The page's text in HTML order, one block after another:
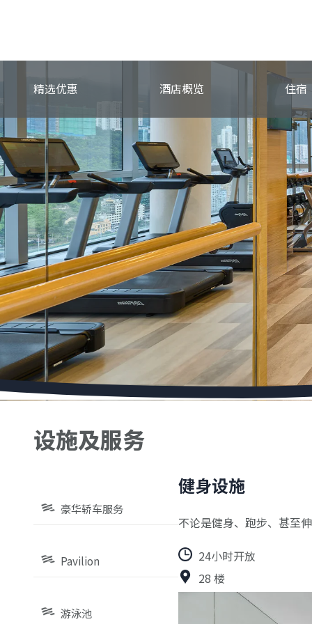
精选优惠 酒店概览 住宿
设施及服务
豪华轿车服务
Pavilion
游泳池
健身设施
不论是健身、跑步、甚至
24小时开放
28 楼